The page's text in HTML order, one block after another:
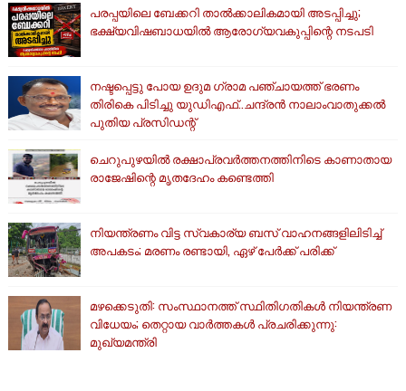
പരപ്പയിലെ ബേക്കറി താൽക്കാലികമായി അടപ്പിച്ചു;
ഭക്ഷ്യവിഷബാധയിൽ ആരോഗ്യവകുപ്പിന്റെ നടപടി
നഷ്ടപ്പെട്ടു പോയ ഉദുമ ഗ്രാമ പഞ്ചായത്ത് ഭരണം
തിരികെ പിടിച്ചു യുഡിഎഫ്..ചന്ദ്രൻ നാലാംവാതുക്കൽ
പുതിയ പ്രസിഡന്റ്
ചെറുപുഴയിൽ രക്ഷാപ്രവർത്തനത്തിനിടെ കാണാതായ
രാജേഷിന്റെ മൃതദേഹം കണ്ടെത്തി
നിയന്ത്രണം വിട്ട സ്വകാര്യ ബസ് വാഹനങ്ങളിലിടിച്ച്
അപകടം; മരണം രണ്ടായി, ഏഴ് പേർക്ക് പരിക്ക്
മഴക്കെടുതി: സംസ്ഥാനത്ത് സ്ഥിതിഗതികള്‍ നിയന്ത്രണ
വിധേയം; തെറ്റായ വാര്‍ത്തകള്‍ പ്രചരിക്കുന്നു:
മുഖ്യമന്ത്രി